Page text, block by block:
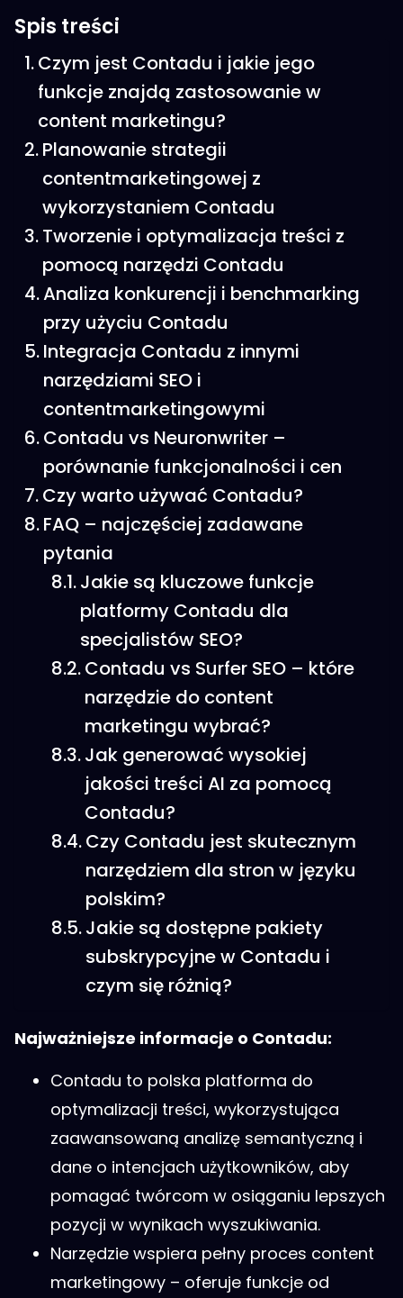
Spis treści
Czym jest Contadu i jakie jego
funkcje znajdą zastosowanie w
content marketingu?
Planowanie strategii
contentmarketingowej z
wykorzystaniem Contadu
Tworzenie i optymalizacja treści z
pomocą narzędzi Contadu
Analiza konkurencji i benchmarking
przy użyciu Contadu
Integracja Contadu z innymi
narzędziami SEO i
contentmarketingowymi
Contadu vs Neuronwriter –
porównanie funkcjonalności i cen
Czy warto używać Contadu?
FAQ – najczęściej zadawane
pytania
Jakie są kluczowe funkcje
platformy Contadu dla
specjalistów SEO?
Contadu vs Surfer SEO – które
narzędzie do content
marketingu wybrać?
Jak generować wysokiej
jakości treści AI za pomocą
Contadu?
Czy Contadu jest skutecznym
narzędziem dla stron w języku
polskim?
Jakie są dostępne pakiety
subskrypcyjne w Contadu i
czym się różnią?
Najważniejsze informacje o Contadu:
Contadu to polska platforma do
optymalizacji treści, wykorzystująca
zaawansowaną analizę semantyczną i
dane o intencjach użytkowników, aby
pomagać twórcom w osiąganiu lepszych
pozycji w wynikach wyszukiwania.
Narzędzie wspiera pełny proces content
marketingowy – oferuje funkcje od